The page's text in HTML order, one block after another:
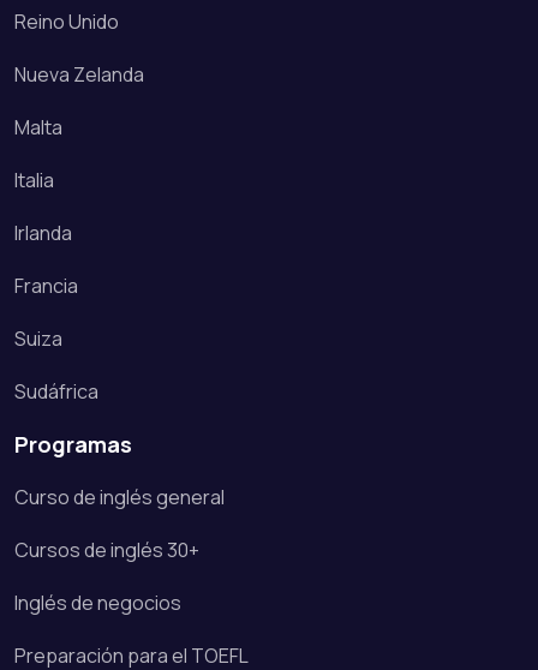
Reino Unido
Nueva Zelanda
Malta
Italia
Irlanda
Francia
Suiza
Sudáfrica
Programas
Curso de inglés general
Cursos de inglés 30+
Inglés de negocios
Preparación para el TOEFL